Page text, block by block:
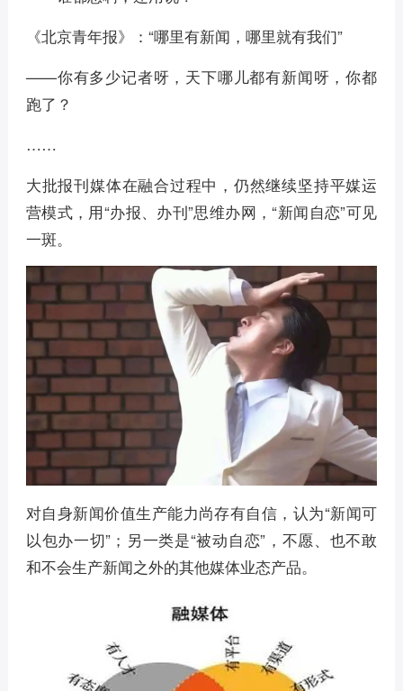
《北京青年报》：“哪里有新闻，哪里就有我们”
——你有多少记者呀，天下哪儿都有新闻呀，你都
跑了？
……
大批报刊媒体在融合过程中，仍然继续坚持平媒运
营模式，用“办报、办刊”思维办网，“新闻自恋”可见
一斑。
对自身新闻价值生产能力尚存有自信，认为“新闻可
以包办一切”；另一类是“被动自恋”，不愿、也不敢
和不会生产新闻之外的其他媒体业态产品。